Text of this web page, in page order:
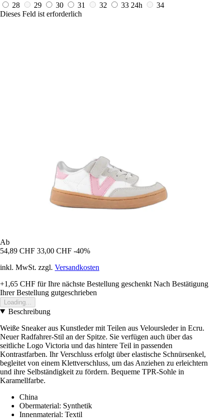
28
29 30 31 32 33 24h
34
Dieses Feld ist erforderlich
Ab
54,89 CHF 33,00 CHF -40%
inkl. MwSt. zzgl. Versandkosten
+1,65 CHF für Ihre nächste Bestellung geschenkt Nach Bestätigung
Ihrer Bestellung gutgeschrieben
Loading...
Beschreibung
Weiße Sneaker aus Kunstleder mit Teilen aus Veloursleder in Ecru.
Neuer Radfahrer-Stil an der Spitze. Sie verfügen auch über das
seitliche Logo Victoria und das hintere Teil in passenden
Kontrastfarben. Ihr Verschluss erfolgt über elastische Schnürsenkel,
begleitet von einem Klettverschluss, um das Anziehen zu erleichtern
und ihre Selbständigkeit zu fördern. Bequeme TPR-Sohle in
Karamellfarbe.
China
Obermaterial: Synthetik
Innenmaterial: Textil